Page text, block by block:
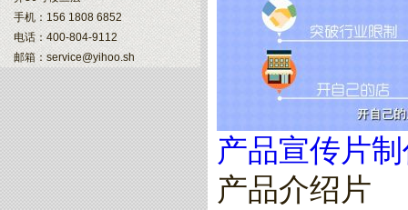
手机：156 1808 6852
电话：400-804-9112
邮箱：service@yihoo.sh
产品宣传片
产品介绍片